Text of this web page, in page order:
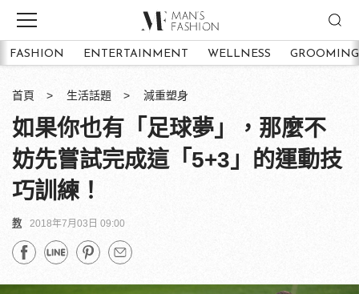
FASHION ENTERTAINMENT WELLNESS GROOMING
首頁 生活話題 減重塑身
如果你也有「足球夢」，那麼不
妨先嘗試完成這「5+3」的運動技
巧訓練！
教 2018年7月03日 09:00